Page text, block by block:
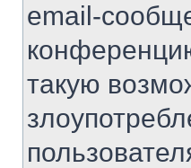
email-
такую